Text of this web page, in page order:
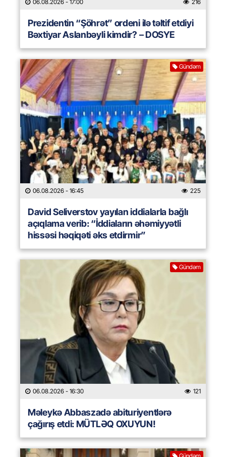
06.08.2026 - 17:00 216
Prezidentin “Şöhrət” ordeni ilə təltif etdiyi
Bəxtiyar Aslanbəyli kimdir? – DOSYE
Gündəm
06.08.2026 - 16:45 225
David Seliverstov yayılan iddialarla bağlı
açıqlama verib: “İddiaların əhəmiyyətli
hissəsi həqiqəti əks etdirmir”
Gündəm
06.08.2026 - 16:30 121
Məleykə Abbaszadə abituriyentlərə
çağırış etdi: MÜTLƏQ OXUYUN!